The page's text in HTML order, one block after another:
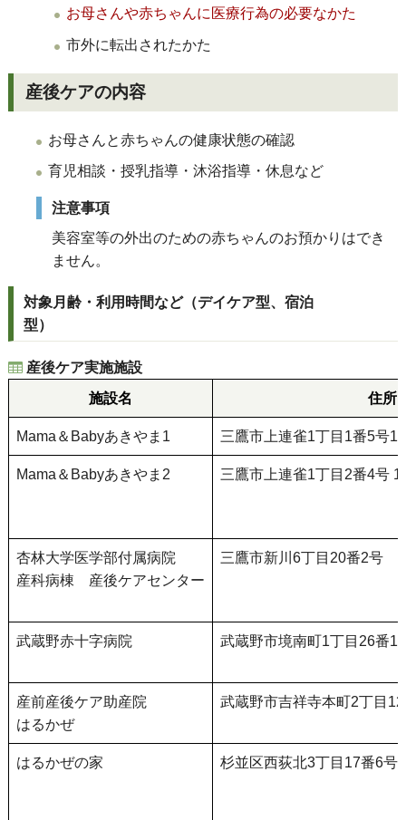
お母さんや赤ちゃんに医療行為の必要なかた
市外に転出されたかた
産後ケアの内容
お母さんと赤ちゃんの健康状態の確認
育児相談・授乳指導・沐浴指導・休息など
注意事項
美容室等の外出のための赤ちゃんのお預かりはでき
ません。
対象月齢・利用時間など（デイケア型、宿泊
型）
産後ケア実施施設
施設名
住所
Mama＆Babyあきやま1 三鷹市上連雀1丁目1番5号
Mama＆Babyあきやま2 三鷹市上連雀1丁目2番4号 1
杏林大学医学部付属病院
産科病棟 産後ケアセンター
三鷹市新川6丁目20番2号
武蔵野赤十字病院 武蔵野市境南町1丁目26番1
産前産後ケア助産院
はるかぜ
武蔵野市吉祥寺本町2丁目
はるかぜの家 杉並区西荻北3丁目17番6号